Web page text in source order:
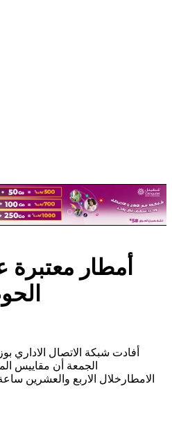
أمطار
أفادت شبكة الاتصال الاداري
الجمعة أن مقاييس
الامطارخلال الاربع والعشرين